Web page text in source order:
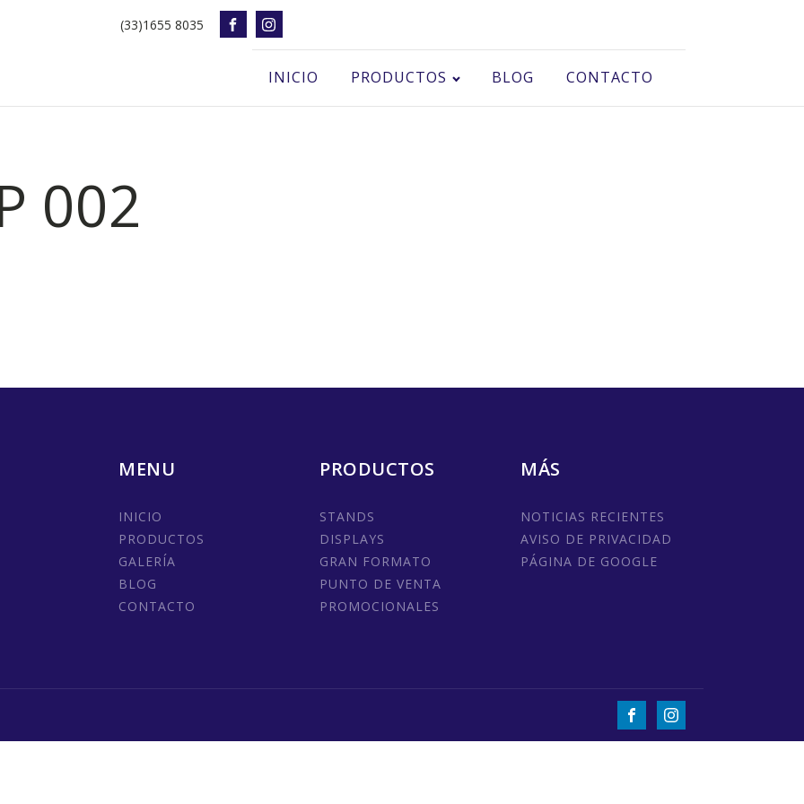
(33)1655 8035
INICIO PRODUCTOS BLOG CONTACTO
002
MENU
INICIO
PRODUCTOS
GALERÍA
BLOG
CONTACTO
PRODUCTOS
STANDS
DISPLAYS
GRAN FORMATO
PUNTO DE VENTA
PROMOCIONALES
MÁS
NOTICIAS RECIENTES
AVISO DE PRIVACIDAD
PÁGINA DE GOOGLE